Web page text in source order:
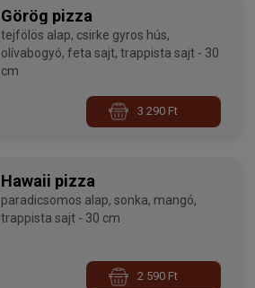
Görög pizza
tejfölös alap, csirke gyros hús,
olívabogyó, feta sajt, trappista sajt - 30
cm
3 290 Ft
Hawaii pizza
paradicsomos alap, sonka, mangó,
trappista sajt - 30 cm
2 590 Ft